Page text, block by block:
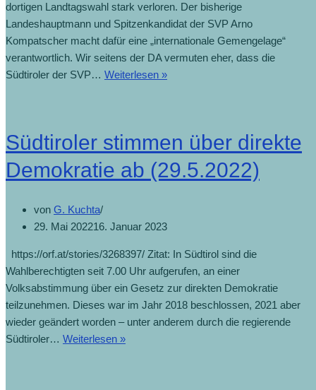
dortigen Landtagswahl stark verloren. Der bisherige
Landeshauptmann und Spitzenkandidat der SVP Arno
Kompatscher macht dafür eine „internationale Gemengelage“
verantwortlich. Wir seitens der DA vermuten eher, dass die
Südtiroler der SVP… Weiterlesen »
Südtiroler stimmen über direkte
Demokratie ab (29.5.2022)
von G. Kuchta
29. Mai 202216. Januar 2023
https://orf.at/stories/3268397/ Zitat: In Südtirol sind die
Wahlberechtigten seit 7.00 Uhr aufgerufen, an einer
Volksabstimmung über ein Gesetz zur direkten Demokratie
teilzunehmen. Dieses war im Jahr 2018 beschlossen, 2021 aber
wieder geändert worden – unter anderem durch die regierende
Südtiroler… Weiterlesen »